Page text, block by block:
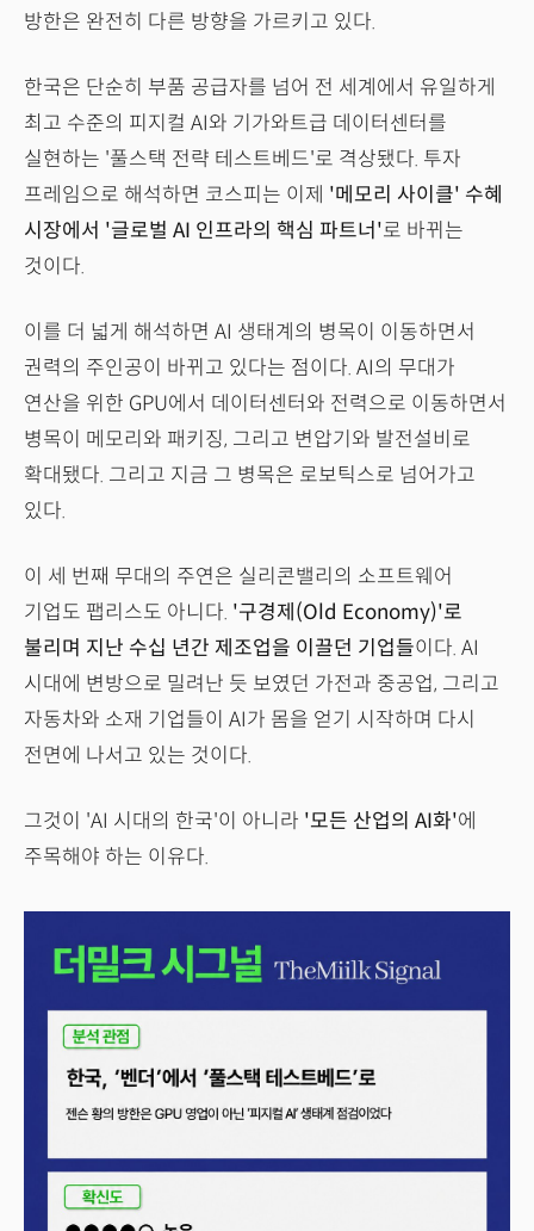
방한은 완전히 다른 방향을 가르키고 있다.
한국은 단순히 부품 공급자를 넘어 전 세계에서 유일하게
최고 수준의 피지컬 AI와 기가와트급 데이터센터를
실현하는 '풀스택 전략 테스트베드'로 격상됐다. 투자
프레임으로 해석하면 코스피는 이제 '메모리 사이클' 수혜
시장에서 '글로벌 AI 인프라의 핵심 파트너'로 바뀌는
것이다.
이를 더 넓게 해석하면 AI 생태계의 병목이 이동하면서
권력의 주인공이 바뀌고 있다는 점이다. AI의 무대가
연산을 위한 GPU에서 데이터센터와 전력으로 이동하면서
병목이 메모리와 패키징, 그리고 변압기와 발전설비로
확대됐다. 그리고 지금 그 병목은 로보틱스로 넘어가고
있다.
이 세 번째 무대의 주연은 실리콘밸리의 소프트웨어
기업도 팹리스도 아니다. '구경제(Old Economy)'로
불리며 지난 수십 년간 제조업을 이끌던 기업들이다. AI
시대에 변방으로 밀려난 듯 보였던 가전과 중공업, 그리고
자동차와 소재 기업들이 AI가 몸을 얻기 시작하며 다시
전면에 나서고 있는 것이다.
그것이 'AI 시대의 한국'이 아니라 '모든 산업의 AI화'에
주목해야 하는 이유다.